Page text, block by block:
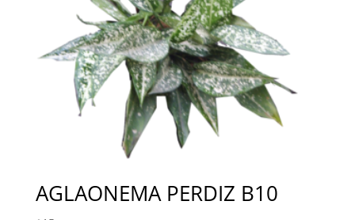
AGLAONEMA PERDIZ B10